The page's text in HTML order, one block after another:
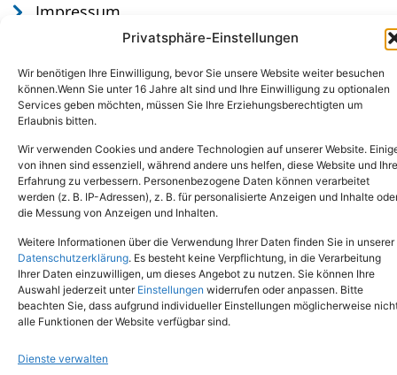
Privatsphäre-Einstellungen
Wir benötigen Ihre Einwilligung, bevor Sie unsere Website weiter besuchen
können.Wenn Sie unter 16 Jahre alt sind und Ihre Einwilligung zu optionalen
Services geben möchten, müssen Sie Ihre Erziehungsberechtigten um
Erlaubnis bitten.
Wir verwenden Cookies und andere Technologien auf unserer Website.
von ihnen sind essenziell, während andere uns helfen, diese Website und Ihre
Erfahrung zu verbessern. Personenbezogene Daten können verarbeitet
werden (z. B. IP-Adressen), z. B. für personalisierte Anzeigen und Inhalte
die Messung von Anzeigen und Inhalten.
Weitere Informationen über die Verwendung Ihrer Daten finden Sie in unserer
Datenschutzerklärung. Es besteht keine Verpflichtung, in die Verarbeitung
Ihrer Daten einzuwilligen, um dieses Angebot zu nutzen. Sie können Ihre
Auswahl jederzeit unter Einstellungen widerrufen oder anpassen. Bitte
beachten Sie, dass aufgrund individueller Einstellungen möglicherweise
alle Funktionen der Website verfügbar sind.
Dienste verwalten
Impressum
Datenschutz
Copyright © 2024. Alle Rechte vorbehalten.
Tel.: (02651) - 77438info@tierheim-mayen.de
In der Pluns 1, 56727 Mayen